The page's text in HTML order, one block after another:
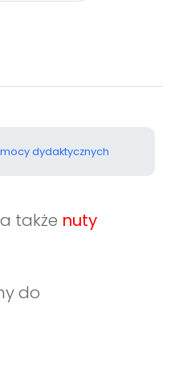
dydaktycznych
także nuty
do